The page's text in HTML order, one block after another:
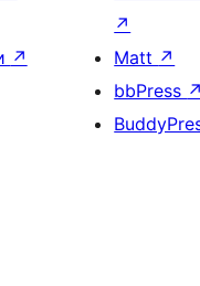
↗
↗
Matt ↗
bbPress ↗